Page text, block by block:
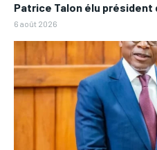
Patrice Talon élu président
6 août 2026